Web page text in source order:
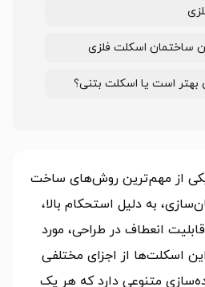
ساختمان اسکلت فلزی
است یا اسکلت بتنی؟
از مهم‌ترین روش‌های ساخت
به دلیل استحکام بالا،
انعطاف در طراحی، مورد
اسکلت‌ها از اجزای مختلفی
متنوعی دارد که هر یک